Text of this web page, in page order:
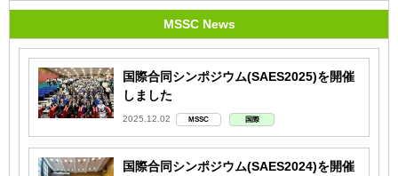
MSSC News
国際合同シンポジウム(SAES2025)を開催
しました
2025.12.02 MSSC 国際
国際合同シンポジウム(SAES2024)を開催